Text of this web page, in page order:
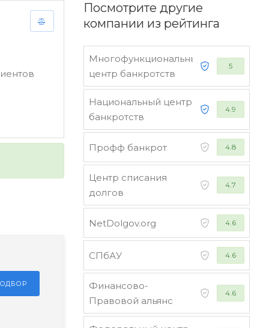
Посмотрите другие
компании из рейтинга
Многофункциональный
центр банкротств
5
Национальный центр
банкротств
4.9
Профф банкрот 4.8
Центр списания
долгов
4.7
NetDolgov.org 4.6
СПбАУ 4.6
Финансово-
Правовой альянс
4.6